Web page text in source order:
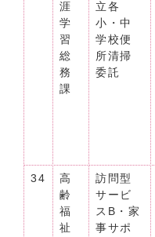
涯
学
習
総
務
課
立各
小・中
学校便
所清掃
委託
34
高
齢
福
祉
訪問型
サービ
スB・家
事サポ